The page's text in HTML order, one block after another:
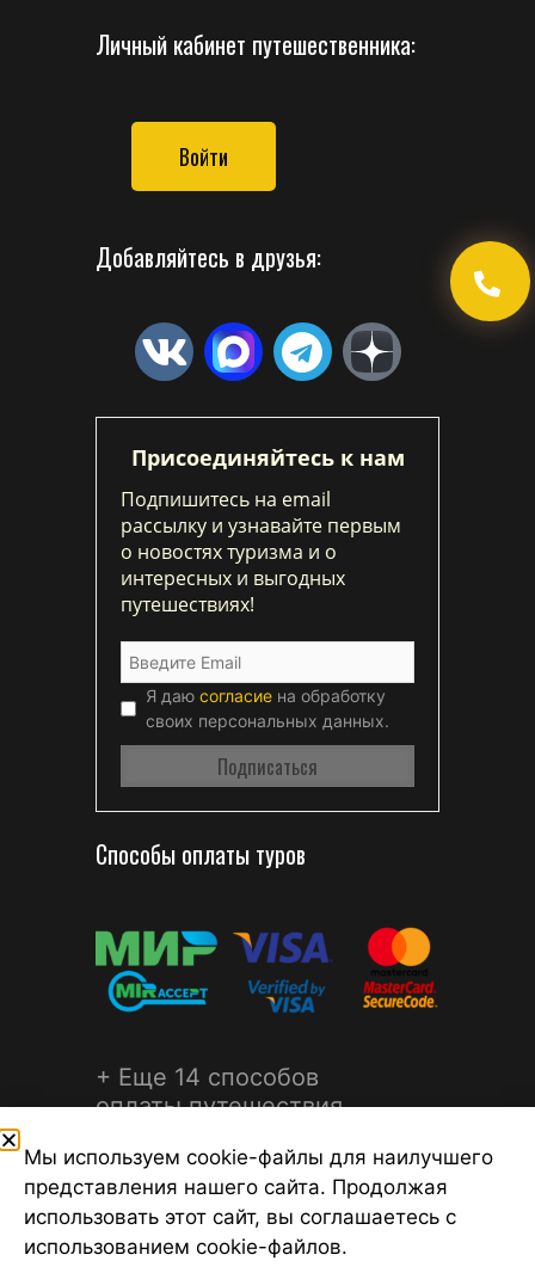
Личный кабинет путешественника:
Войти
Добавляйтесь в друзья:
Присоединяйтесь к нам
Подпишитесь на email
рассылку и узнавайте первым
о новостях туризма и о
интересных и выгодных
путешествиях!
Я даю согласие на обработку
своих персональных данных.
Способы оплаты туров
+ Еще 14 способов
оплаты путешествия
©2026 Турагентство Турсфера - Поиск туров от надежных
Мы используем cookie-файлы для наилучшего
представления нашего сайта. Продолжая
использовать этот сайт, вы соглашаетесь с
использованием cookie-файлов.